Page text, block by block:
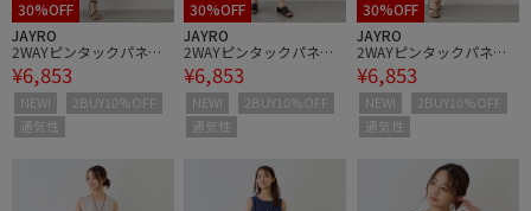
30%OFF
JAYRO
2WAYピンタックパネル
ワンピース
¥6,853
NEW!
2BUY10%OFF
通気性
30%OFF
JAYRO
2WAYピンタックパネル
ワンピース
¥6,853
NEW!
2BUY10%OFF
通気性
30%OFF
JAYRO
2WAYピンタックパネル
ワンピース
¥6,853
NEW!
2BUY10%OFF
通気性